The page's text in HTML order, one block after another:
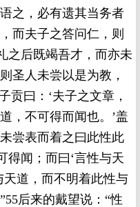
之，必有遗其当务者
而夫子之答问仁，则
之后既竭吾才，而亦未
圣人未尝以是为教，
贡曰：‘夫子之文章，
，不可得而闻也。’盖
尝表而着之曰此性此
得闻；而曰‘言性与天
天道，而不明着此性与
后来的戴望说：“性